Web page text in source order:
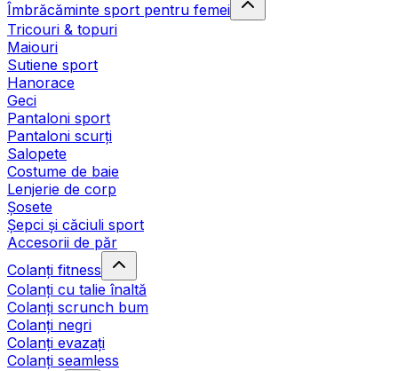
Îmbrăcăminte sport pentru femei
Tricouri & topuri
Maiouri
Sutiene sport
Hanorace
Geci
Pantaloni sport
Pantaloni scurți
Salopete
Costume de baie
Lenjerie de corp
Șosete
Șepci și căciuli sport
Accesorii de păr
Colanți fitness
Colanți cu talie înaltă
Colanți scrunch bum
Colanți negri
Colanți evazați
Colanți seamless